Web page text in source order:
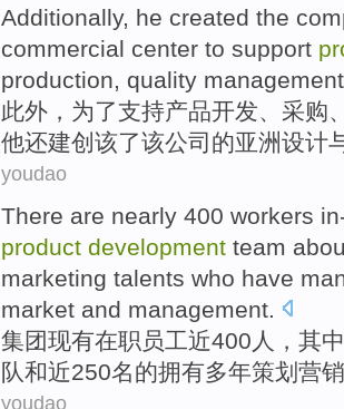
Additionally, he created the
commercial center to support
production, quality management
此外 ， 为了支持产品开发、 采购
他还建创该了该公司 的亚洲设计
youdao
There are nearly 400 workers
product development team
marketing talents who have
market and management
集团现有在职 员工近400人， 其
队和近250名的拥有多年策划营销
youdao